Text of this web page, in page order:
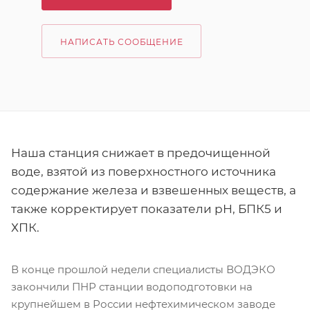
НАПИСАТЬ СООБЩЕНИЕ
Наша станция снижает в предочищенной
воде, взятой из поверхностного источника
содержание железа и взвешенных веществ, а
также корректирует показатели рН, БПК5 и
ХПК.
В конце прошлой недели специалисты ВОДЭКО
закончили ПНР станции водоподготовки на
крупнейшем в России нефтехимическом заводе